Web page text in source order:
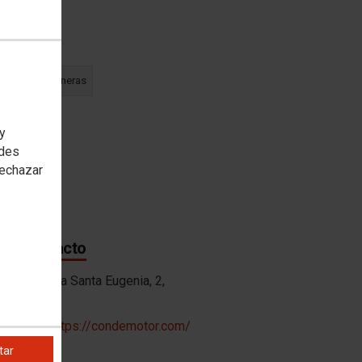
y gasolineras
en
de contacto
Avenida Santa Eugenia, 2,
web: https://condemotor.com/